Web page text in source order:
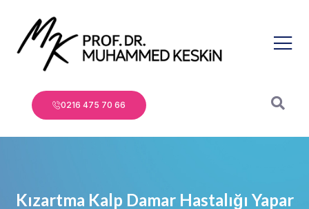
0216 475 70 66
Kızartma Kalp Damar Hastalığı Yapar